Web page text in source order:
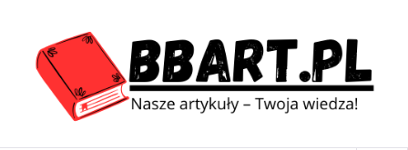
contentBBart.pl